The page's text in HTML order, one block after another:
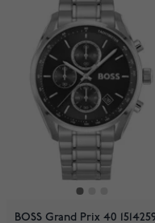
BOSS Grand Prix 40